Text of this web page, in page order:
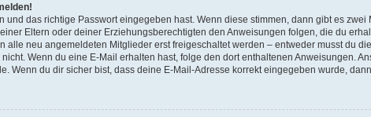
und das richtige Passwort eingegeben hast. Wenn diese stimmen, dann gibt es zwei
Eltern oder deiner Erziehungsberechtigten den Anweisungen folgen, die du
alle neu angemeldeten Mitglieder erst freigeschaltet werden – entweder musst du
Wenn du eine E-Mail erhalten hast, folge den dort enthaltenen Anweisungen.
Wenn du dir sicher bist, dass deine E-Mail-Adresse korrekt eingegeben wurde,